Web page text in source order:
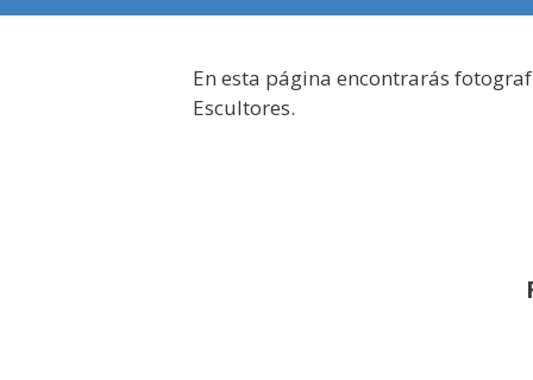
En esta página encontrarás
Escultores.